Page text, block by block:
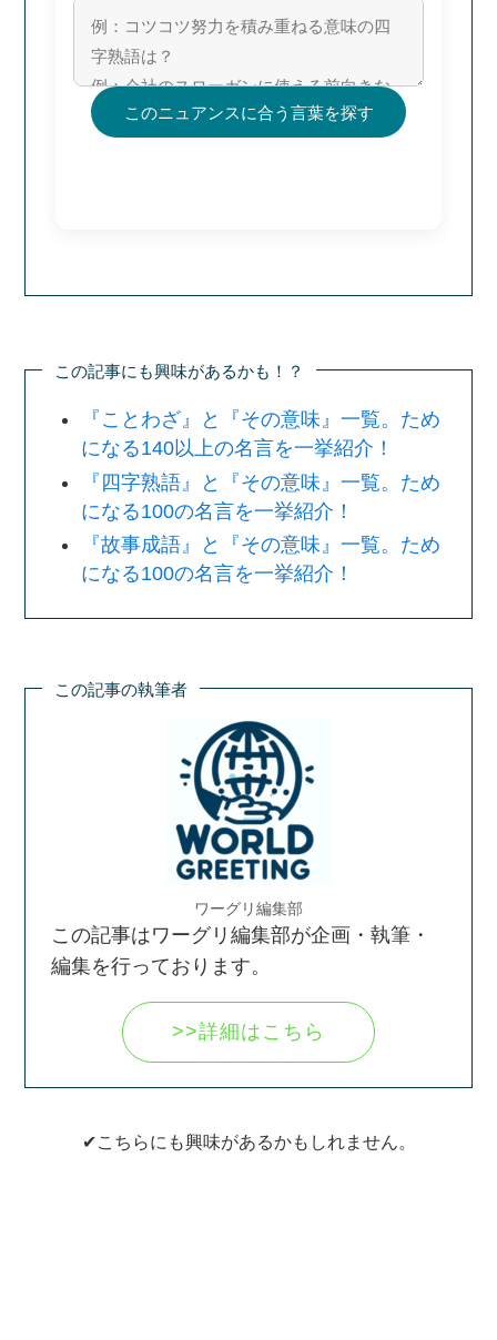
このニュアンスに合う言葉を探す
この記事にも興味があるかも！？
『ことわざ』と『その意味』一覧。ため
になる140以上の名言を一挙紹介！
『四字熟語』と『その意味』一覧。ため
になる100の名言を一挙紹介！
『故事成語』と『その意味』一覧。ため
になる100の名言を一挙紹介！
この記事の執筆者
ワーグリ編集部
この記事はワーグリ編集部が企画・執筆・
編集を行っております。
>>詳細はこちら
✔こちらにも興味があるかもしれません。